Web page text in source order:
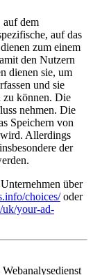
auf dem
auf das
zum einem
den Nutzern
dienen sie, um
und sie
zu können. Die
nehmen. Die
Speichern von
Allerdings
der
über
choices/oder
your-ad-